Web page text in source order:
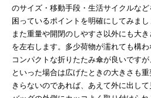
のサイズ・移動手段・生活サイクルな
困っているポイントを明確にしてみまし
また重量や開閉のしやすさ以外にも大
を左右します。多少荷物が濡れても構
コンパクトな折りたたみ傘が良いです
といった場合は広げたときの大きさも
きらないのであれば、あえて外に出して